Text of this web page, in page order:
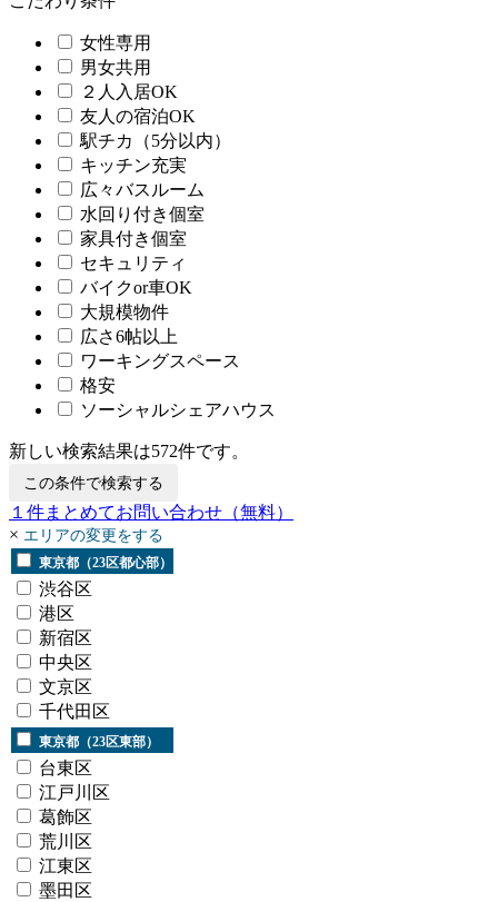
女性専用
男女共用
２人入居OK
友人の宿泊OK
駅チカ（5分以内）
キッチン充実
広々バスルーム
水回り付き個室
家具付き個室
セキュリティ
バイクor車OK
大規模物件
広さ6帖以上
ワーキングスペース
格安
ソーシャルシェアハウス
新しい検索結果は572件です。
この条件で検索する
１ 件まとめてお問い合わせ （無料）
× エリアの変更をする
東京都（23区都心部）
渋谷区
港区
新宿区
中央区
文京区
千代田区
東京都（23区東部）
台東区
江戸川区
葛飾区
荒川区
江東区
墨田区